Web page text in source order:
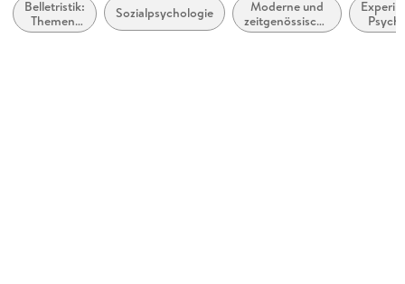
Übersetzung
Dirk van Gunsteren
Belletristik:
Themen,
Stoffe,
Sozialpsychologie
Moderne und
zeitgenössische
Belletristik: